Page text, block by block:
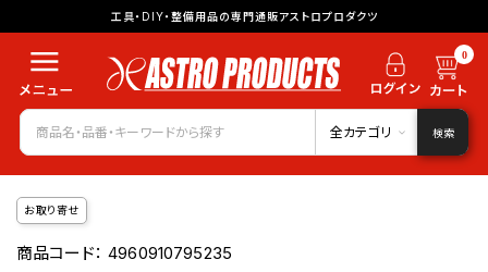
工具・DIY・整備用品の専門通販アストロプロダクツ
0
全カテゴリ 検索
お取り寄せ
商品コード：4960910795235